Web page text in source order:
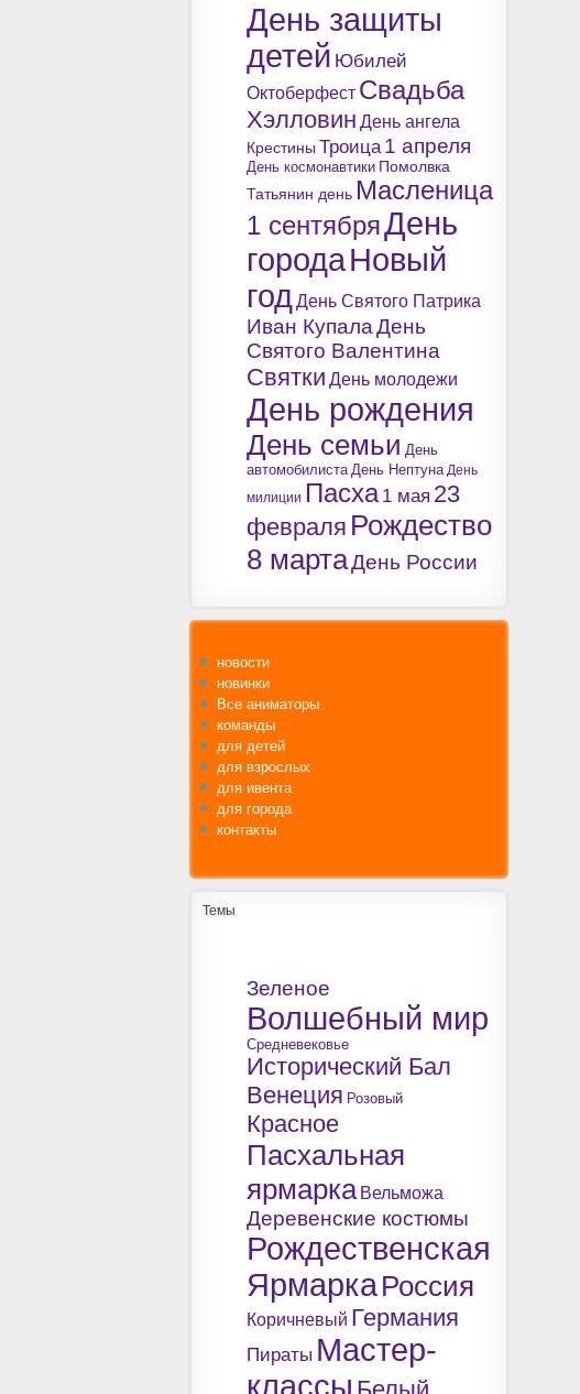
День защиты
детей Юбилей
Октоберфест Свадьба
Хэлловин День ангела
Крестины Троица 1 апреля
День космонавтики Помолвка
Татьянин день Масленица
1 сентябряДень
городаНовый
годДень Святого Патрика
Иван КупалаДень
Святого Валентина
Святки День молодежи
День рождения
День семьи День
автомобилиста День Нептуна День
милиции Пасха 1 мая 23
февраля Рождество
8 мартаДень России
новости
новинки
Все аниматоры
команды
для детей
для взрослых
для ивента
для города
контакты
Темы
Зеленое
Волшебный мир
Средневековье
Исторический Бал
Венеция Розовый
Красное
Пасхальная
ярмарка Вельможа
Деревенские костюмы
Рождественская
ЯрмаркаРоссия
Коричневый Германия
Пираты Мастер-
классы